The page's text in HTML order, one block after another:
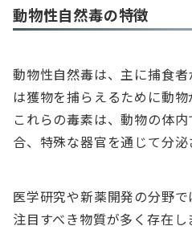
動物性自然毒の特徴
動物性自然毒は、主に捕食
は獲物を捕らえるために動物
これらの毒素は、動物の体
合、特殊な器官を通じて分泌
医学研究や新薬開発の分野
注目すべき物質が多く存在し